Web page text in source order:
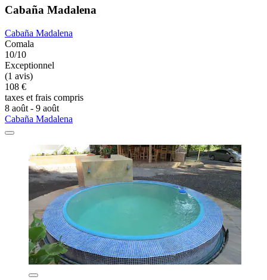
Cabaña Madalena
Cabaña Madalena
Comala
10/10
Exceptionnel
(1 avis)
108 €
taxes et frais compris
8 août - 9 août
Cabaña Madalena